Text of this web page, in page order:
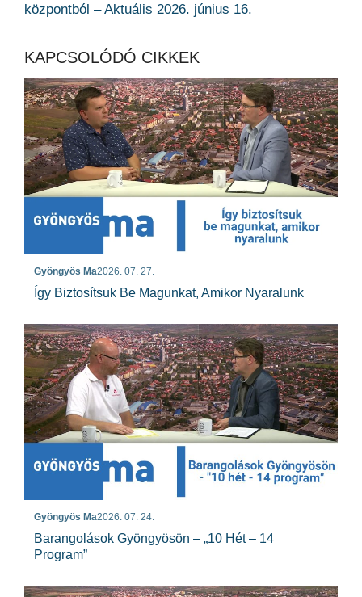
központból – Aktuális 2026. június 16.
KAPCSOLÓDÓ CIKKEK
Gyöngyös Ma2026. 07. 27.
Így Biztosítsuk Be Magunkat, Amikor Nyaralunk
Gyöngyös Ma2026. 07. 24.
Barangolások Gyöngyösön – „10 Hét – 14
Program”